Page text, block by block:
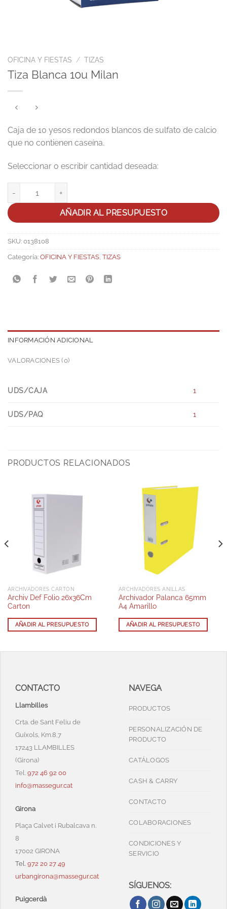
OFICINA Y FIESTAS / TIZAS
Tiza Blanca 10u Milan
Caja de 10 yesos redondos blancos de sulfato de calcio
que no contienen caseína.
AÑADIR AL PRESUPUESTO
SKU: 0138108
Categoría: OFICINA Y FIESTAS, TIZAS
INFORMACIÓN ADICIONAL
VALORACIONES (0)
UDS/CAJA 1
UDS/PAQ 1
PRODUCTOS RELACIONADOS
ARCHIVADORES CARTÓN
Archiv Def Folio 26x36Cm
Carton
AÑADIR AL PRESUPUESTO
ARCHIVADORES ANILLAS
Archivador Palanca 65mm
A4 Amarillo
AÑADIR AL PRESUPUESTO
CONTACTO
Llambilles
Crta. de Sant Feliu de
Guíxols, Km.8,7
17243 LLAMBILLES
(Girona)
Tel. 972 46 92 00
info@massegur.cat
Girona
Plaça Calvet i Rubalcava n.
8
17002 GIRONA
Tel. 972 20 27 49
urbangirona@massegur.cat
Puigcerdà
NAVEGA
PRODUCTOS
PERSONALIZACIÓN DE
PRODUCTO
CATÁLOGOS
CASH & CARRY
CONTACTO
COLABORACIONES
CONDICIONES Y
SERVICIO
SÍGUENOS: